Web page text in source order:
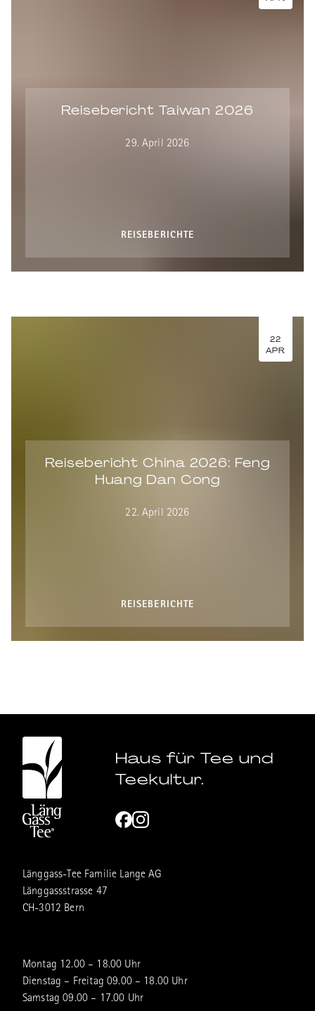
Reisebericht Taiwan 2026
29. April 2026
REISEBERICHTE
22
APR
Reisebericht China 2026: Feng
Huang Dan Cong
22. April 2026
REISEBERICHTE
Haus für Tee und
Teekultur.
Länggass-Tee Familie Lange AG
Länggassstrasse 47
CH-3012 Bern
Montag 12.00 – 18.00 Uhr
Dienstag – Freitag 09.00 – 18.00 Uhr
Samstag 09.00 – 17.00 Uhr